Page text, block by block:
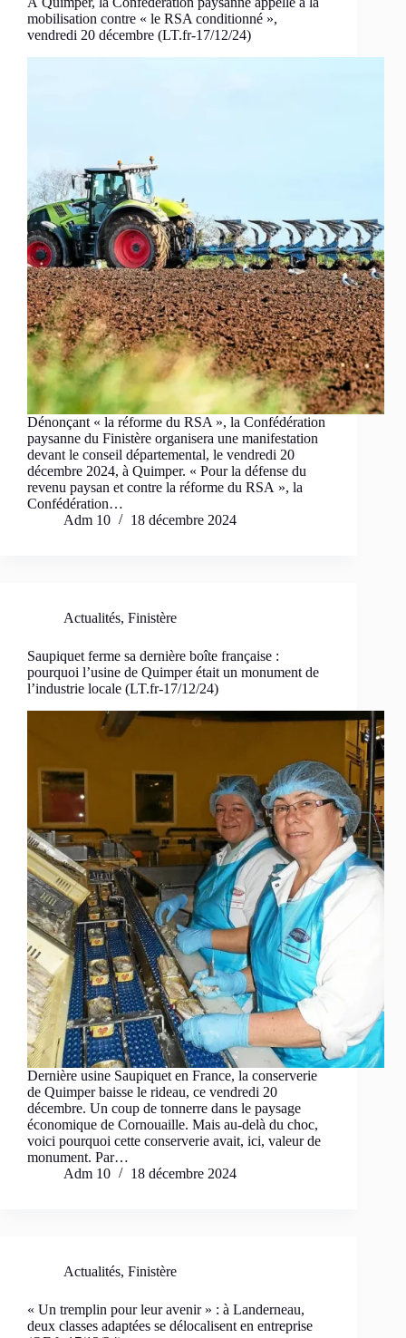
mobilisation contre « le RSA conditionné »,
vendredi 20 décembre (LT.fr-17/12/24)
Dénonçant « la réforme du RSA », la Confédération
paysanne du Finistère organisera une manifestation
devant le conseil départemental, le vendredi 20
décembre 2024, à Quimper. « Pour la défense du
revenu paysan et contre la réforme du RSA », la
Confédération…
Adm 10
18 décembre 2024
Actualités, Finistère
Saupiquet ferme sa dernière boîte française :
pourquoi l’usine de Quimper était un monument de
l’industrie locale (LT.fr-17/12/24)
Dernière usine Saupiquet en France, la conserverie
de Quimper baisse le rideau, ce vendredi 20
décembre. Un coup de tonnerre dans le paysage
économique de Cornouaille. Mais au-delà du choc,
voici pourquoi cette conserverie avait, ici, valeur de
monument. Par…
Adm 10
18 décembre 2024
Actualités, Finistère
« Un tremplin pour leur avenir » : à Landerneau,
deux classes adaptées se délocalisent en entreprise